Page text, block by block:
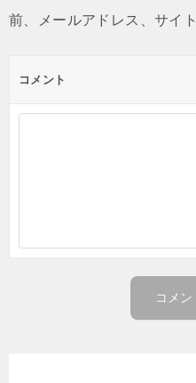
前、メールアドレス、サイ
コメント